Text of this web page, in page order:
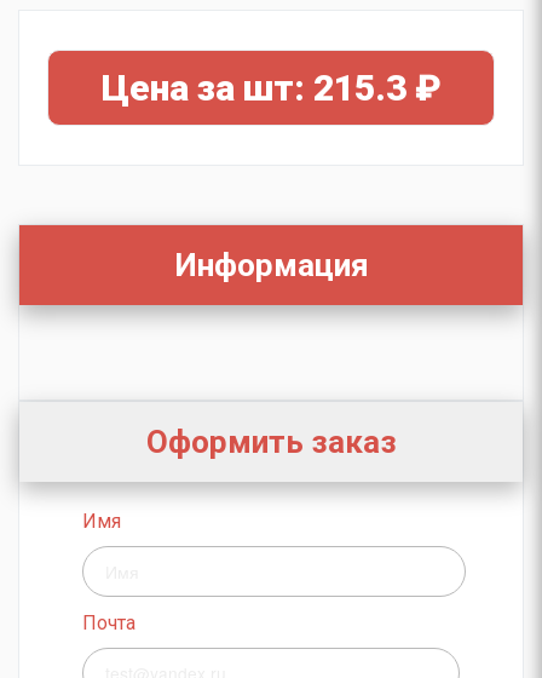
Цена за шт: 215.3 ₽
Информация
Оформить заказ
Имя
Почта